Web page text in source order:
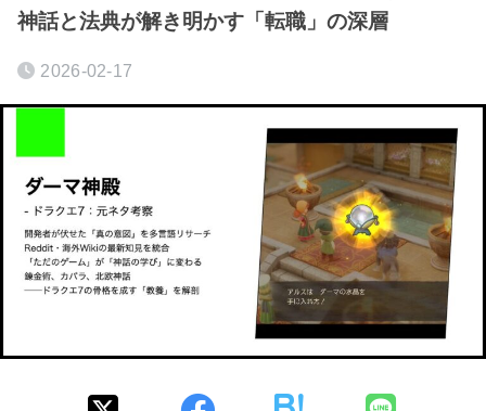
神話と法典が解き明かす「転職」の深層
2026-02-17